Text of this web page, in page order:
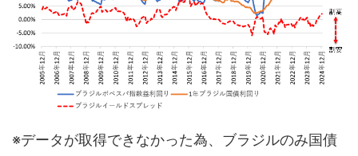
※データが取得できなかった為、ブラジルのみ国債